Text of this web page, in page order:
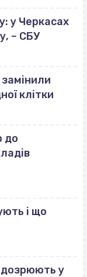
у Черкасах
– СБУ
замінили
клітки
до
і що
у